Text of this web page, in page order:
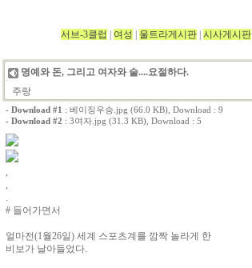
서브-3클럽 여성 울트라게시판 시사게시판
명예와 돈, 그리고 여자와 술....요절하다.
주랑
- Download #1 : 베이징우승.jpg (66.0 KB) , Download : 9
- Download #2 : 3여자.jpg (31.3 KB) , Download : 5
,
,
.
# 들어가면서
얼마전(1월26일) 세계 스포츠계를 깜짝 놀라게 한
비보가 날아들었다.